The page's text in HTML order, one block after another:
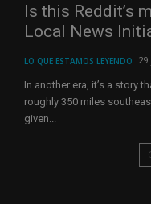
Is this Reddit’s
Local News
LO QUE ESTAMOS LEYENDO
In another era, it’s a story
roughly 350 miles
given...